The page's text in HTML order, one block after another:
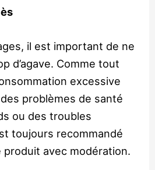
il est important de ne
d’agave. Comme tout
excessive
problèmes de santé
ou des troubles
toujours recommandé
produit avec modération.